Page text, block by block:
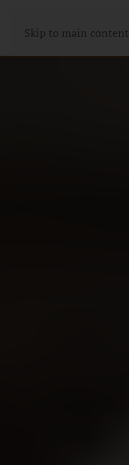
Skip to main content